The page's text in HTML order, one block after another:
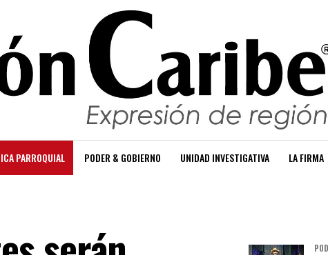
PARROQUIAL PODER & GOBIERNO UNIDAD INVESTIGATIVA LA FIRMA